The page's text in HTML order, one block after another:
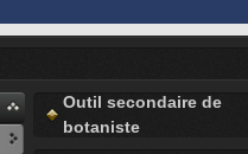
Outil secondaire de
botaniste